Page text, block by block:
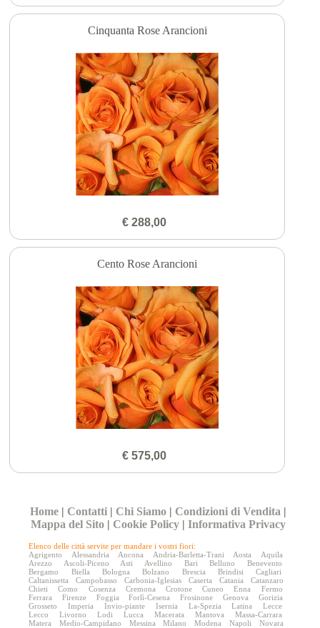
Cinquanta Rose Arancioni
€ 288,00
Cento Rose Arancioni
€ 575,00
Home | Contatti | Chi Siamo | Condizioni di Vendita |
Mappa del Sito | Cookie Policy |Informativa Privacy
Elenco delle città servite per mandare i vostri fiori:
Agrigento
Alessandria Ancona Andria-Barletta-Trani Aosta
Aquila
Arezzo
Ascoli-Piceno Asti Avellino Bari Belluno
Benevento
Bergamo
Biella Bologna Bolzano Brescia Brindisi
Cagliari
Caltanissetta
Campobasso Carbonia-Iglesias Caserta Catania
Catanzaro
Chieti
Como Cosenza Cremona Crotone Cuneo Enna
Fermo
Ferrara
Firenze Foggia Forlì-Cesena Frosinone Genova
Gorizia
Grosseto
Imperia Invio-piante Isernia La-Spezia Latina
Lecce
Lecco
Livorno Lodi Lucca Macerata Mantova
Massa-Carrara
Matera
Medio-Campidano Messina Milano Modena Napoli
Novara